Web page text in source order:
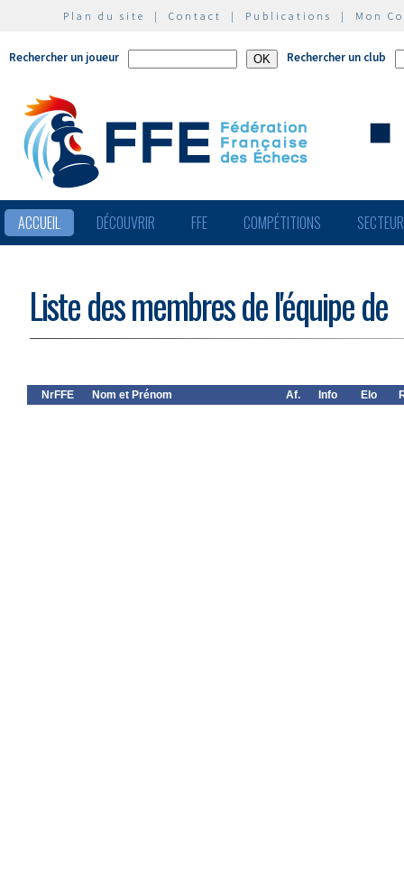
Plan du site | Contact | Publications | Mon
Rechercher un joueur Rechercher un club
ACCUEIL DÉCOUVRIR FFE COMPÉTITIONS
Liste des membres de l'équipe de
NrFFE Nom et Prénom Af. Info Elo